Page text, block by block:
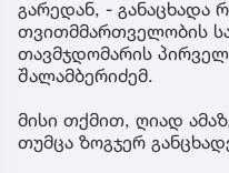
გარედან, - განაცხადა
თვითმმართველობის
თავმჯდომარის
შალამბერიძემ.
მისი თქმით, ღიად
თუმცა ზოგჯერ